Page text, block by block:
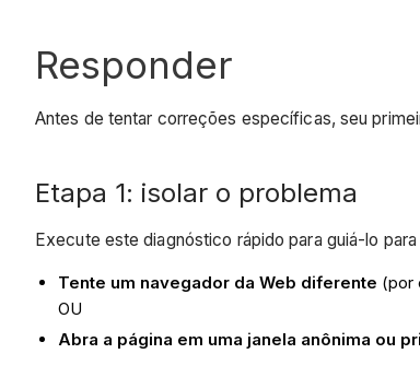
Responder
Antes de tentar correções específicas, seu
Etapa 1: isolar o problema
Execute este diagnóstico rápido para guiá-lo
Tente um navegador da Web diferente (por
OU
Abra a página em uma janela anônima ou